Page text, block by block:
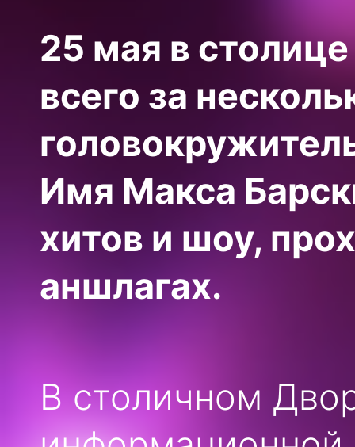
25 мая в
всего за
Имя Макса
хитов и шоу,
аншлагах.
В столичном